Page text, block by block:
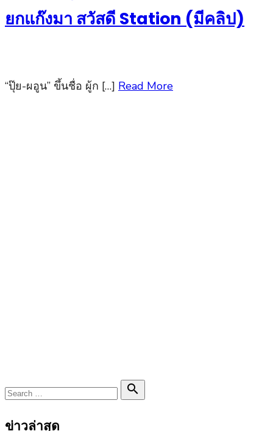
ยกแก๊งมา สวัสดี Station (มีคลิป)
“ปุ๊ย-ผอูน” ขึ้นชื่อ ผู้ก […] Read More
Search

Search
ข่าวล่าสุด